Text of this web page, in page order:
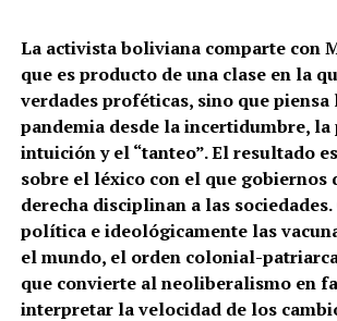
La activista boliviana comparte con
que es producto de una clase en la
verdades proféticas, sino que piensa
pandemia desde la incertidumbre, la
intuición y el “tanteo”. El resultado
sobre el léxico con el que gobiernos
derecha disciplinan a las
política e ideológicamente las
el mundo, el orden colonial-
que convierte al neoliberalismo en
interpretar la velocidad de los